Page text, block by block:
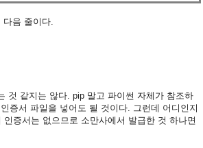
다음 줄이다.
것 같지는 않다. pip 말고 파이썬 자체가 참조하
증서 파일을 넣어도 될 것이다. 그런데 어디인지
증서는 없으므로 소만사에서 발급한 것 하나면